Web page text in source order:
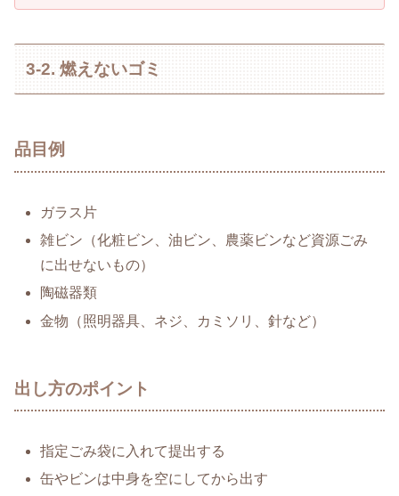
3-2. 燃えないゴミ
品目例
ガラス片
雑ビン（化粧ビン、油ビン、農薬ビンなど資源ごみ
に出せないもの）
陶磁器類
金物（照明器具、ネジ、カミソリ、針など）
出し方のポイント
指定ごみ袋に入れて提出する
缶やビンは中身を空にしてから出す